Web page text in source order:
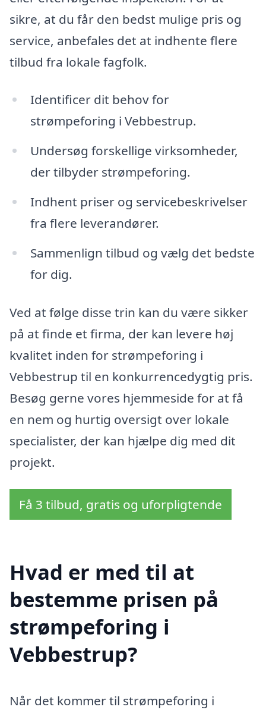
sikre, at du får den bedst mulige pris og
service, anbefales det at indhente flere
tilbud fra lokale fagfolk.
Identificer dit behov for
strømpeforing i Vebbestrup.
Undersøg forskellige virksomheder,
der tilbyder strømpeforing.
Indhent priser og servicebeskrivelser
fra flere leverandører.
Sammenlign tilbud og vælg det bedste
for dig.
Ved at følge disse trin kan du være sikker
på at finde et firma, der kan levere høj
kvalitet inden for strømpeforing i
Vebbestrup til en konkurrencedygtig pris.
Besøg gerne vores hjemmeside for at få
en nem og hurtig oversigt over lokale
specialister, der kan hjælpe dig med dit
projekt.
Få 3 tilbud, gratis og uforpligtende
Hvad er med til at
bestemme prisen på
strømpeforing i
Vebbestrup?
Når det kommer til strømpeforing i